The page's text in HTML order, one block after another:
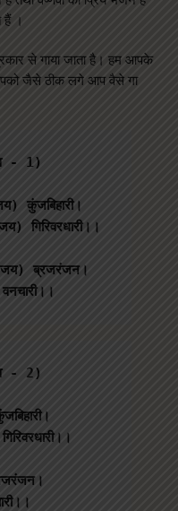
हैं ।
से गाया जाता है। हम आपके
जैसे ठीक लगे आप वैसे गा
- 1)
कुंजबिहारी।
गिरिवरधारी।।
ब्रजरंजन।
- 2)